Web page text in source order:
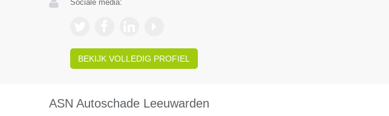
Sociale media:
BEKIJK VOLLEDIG PROFIEL
ASN Autoschade Leeuwarden